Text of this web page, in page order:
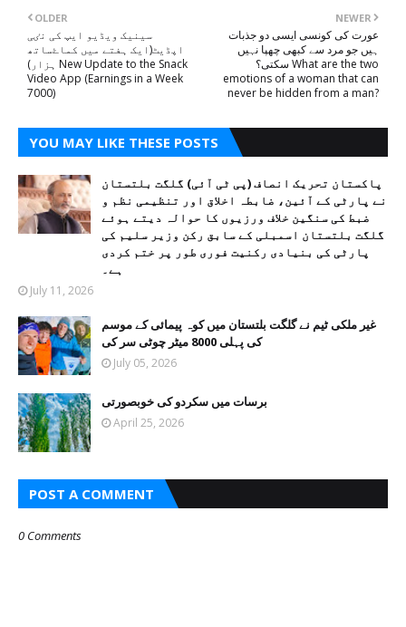
NEWER
عورت کی کونسی ایسی دو جذبات
ہیں جو مرد سے کبھی چھپا نہیں
سکتی؟ What are the two
emotions of a woman that can
never be hidden from a man?
OLDER
سینیک ویڈیو ایپ کی نٸی
اپڈیٹ(ایک ہفتے میں کماۓساتھ
ہزار) New Update to the Snack
Video App (Earnings in a Week
7000)
YOU MAY LIKE THESE POSTS
پاکستان تحریک انصاف (پی ٹی آئی) گلگت بلتستان
نے پارٹی کے آئین، ضابطہ اخلاق اور تنظیمی نظم و
ضبط کی سنگین خلاف ورزیوں کا حوالہ دیتے ہوئے
گلگت بلتستان اسمبلی کے سابق رکن وزیر سلیم کی
پارٹی کی بنیادی رکنیت فوری طور پر ختم کردی
ہے۔
July 11, 2026
غیر ملکی ٹیم نے گلگت بلتستان میں کوہ پیمائی کے موسم
کی پہلی 8000 میٹر چوٹی سر کی
July 05, 2026
برسات میں سکردو کی خوبصورتی
April 25, 2026
POST A COMMENT
0 Comments